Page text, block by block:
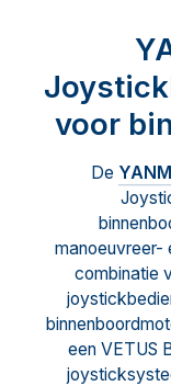
voor
De
manoeuvreer-
combinatie
een VETUS